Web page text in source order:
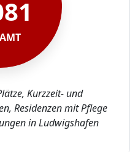
Kurzzeit- und
Residenzen mit Pflege
in Ludwigshafen